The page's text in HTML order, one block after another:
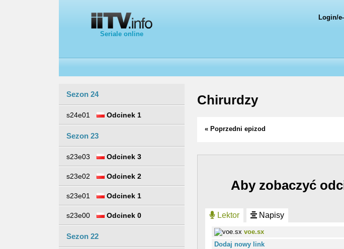
Seriale online
Login/
Sezon 24
s24e01 Odcinek 1
Sezon 23
s23e03 Odcinek 3
s23e02 Odcinek 2
s23e01 Odcinek 1
s23e00 Odcinek 0
Sezon 22
Chirurdzy
« Poprzedni epizod
Aby zobaczyć
Lektor Napisy
voe.sx
Dodaj nowy link